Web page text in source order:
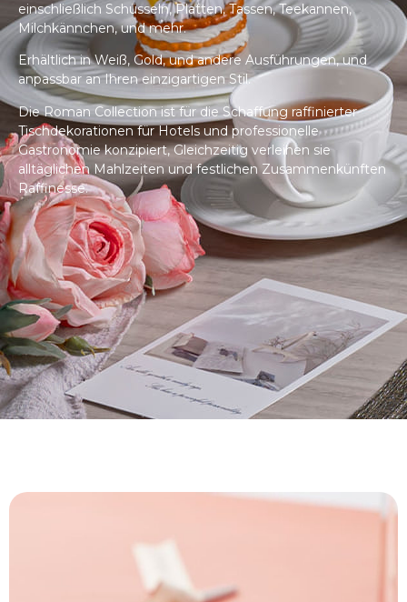
einschließlich Schüsseln, Platten, Tassen, Teekannen,
Milchkännchen, und mehr.
Erhältlich in Weiß, Gold, und andere Ausführungen, und
anpassbar an Ihren einzigartigen Stil.
Die Roman Collection ist für die Schaffung raffinierter
Tischdekorationen für Hotels und professionelle
Gastronomie konzipiert, Gleichzeitig verleihen sie
alltäglichen Mahlzeiten und festlichen Zusammenkünften
Raffinesse.